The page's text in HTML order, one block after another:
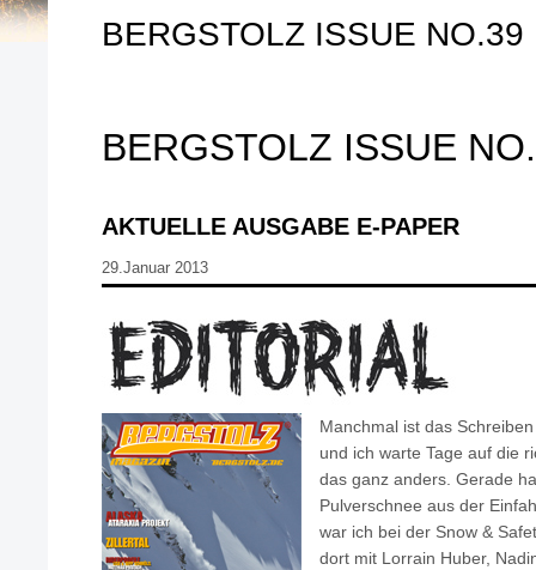
BERGSTOLZ ISSUE NO.39
BERGSTOLZ ISSUE
AKTUELLE AUSGABE E-PAPER
29.Januar 2013
Manchmal ist das
und ich warte Tage auf die
das ganz anders. Gerade
Pulverschnee aus der
war ich bei der Snow &
dort mit Lorrain Huber,